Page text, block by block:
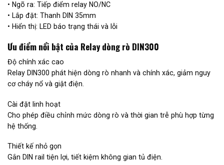
• Ngõ ra: Tiếp điểm relay NO/NC
• Lắp đặt: Thanh DIN 35mm
• Hiển thị: LED báo trạng thái và lỗi
Ưu điểm nổi bật của Relay dòng rò DIN300
Độ chính xác cao
Relay DIN300 phát hiện dòng rò nhanh và chính xác, giảm nguy
cơ cháy nổ và giật điện.
Cài đặt linh hoạt
Cho phép điều chỉnh mức dòng rò và thời gian trễ phù hợp từng
hệ thống.
Thiết kế nhỏ gọn
Gắn DIN rail tiện lợi, tiết kiệm không gian tủ điện.